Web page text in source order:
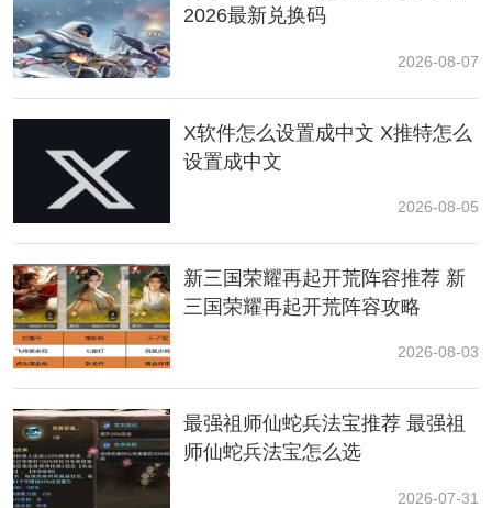
在新增优化中，混沌回忆将会从原来打完七层可拿到全
部奖励，增加到了九层。也就是说，如果玩家满足上一
期的星级条件，可直接从九层开始挑战。这样就可以节
省时间，可以说这个优化还是很香的。
2026最新兑换码
2026-08-07
X软件怎么设置成中文 X推特怎么
设置成中文
2026-08-05
新三国荣耀再起开荒阵容推荐 新
三国荣耀再起开荒阵容攻略
2026-08-03
最强祖师仙蛇兵法宝推荐 最强祖
师仙蛇兵法宝怎么选
2026-07-31